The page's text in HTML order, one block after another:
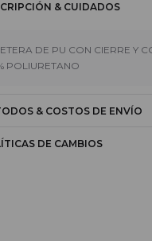
& CUIDADOS
DE PU CON CIERRE Y
POLIURETANO
& COSTOS DE ENVÍO
DE CAMBIOS